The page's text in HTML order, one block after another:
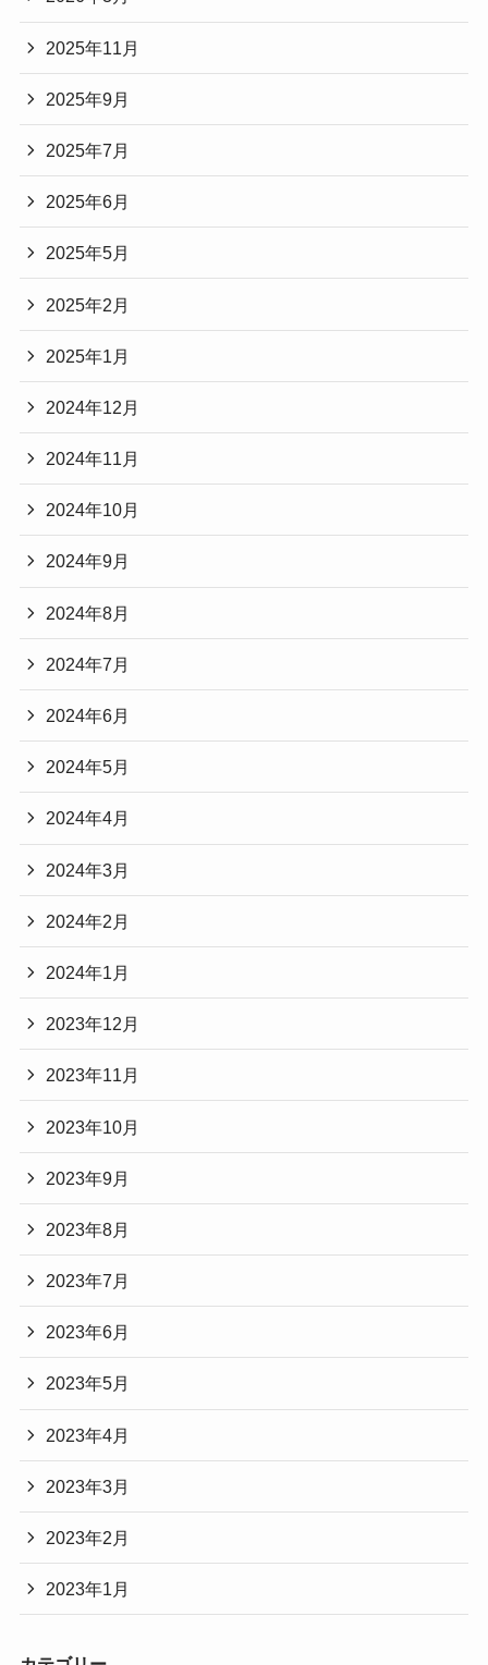
2025年11月
2025年9月
2025年7月
2025年6月
2025年5月
2025年2月
2025年1月
2024年12月
2024年11月
2024年10月
2024年9月
2024年8月
2024年7月
2024年6月
2024年5月
2024年4月
2024年3月
2024年2月
2024年1月
2023年12月
2023年11月
2023年10月
2023年9月
2023年8月
2023年7月
2023年6月
2023年5月
2023年4月
2023年3月
2023年2月
2023年1月